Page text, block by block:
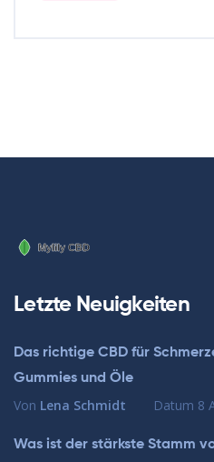
Letzte Neuigkeiten
Das richtige CBD für
Gummies und Öle
Von Lena Schmidt Datum 8
Was ist der stärkste Stamm